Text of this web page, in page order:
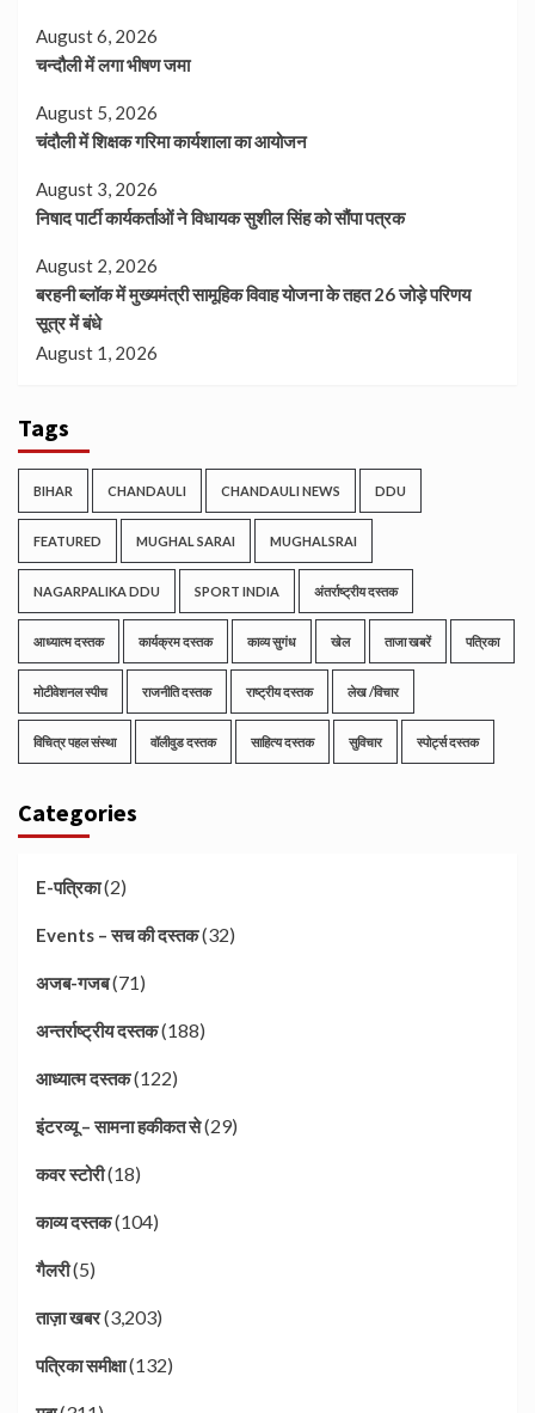
August 6, 2026
चन्दौली में लगा भीषण जमा
August 5, 2026
चंदौली में शिक्षक गरिमा कार्यशाला का आयोजन
August 3, 2026
निषाद पार्टी कार्यकर्ताओं ने विधायक सुशील सिंह को सौंपा पत्रक
August 2, 2026
बरहनी ब्लॉक में मुख्यमंत्री सामूहिक विवाह योजना के तहत 26 जोड़े परिणय
सूत्र में बंधे
August 1, 2026
Tags
BIHAR CHANDAULI CHANDAULI NEWS DDU
FEATURED MUGHAL SARAI MUGHALSRAI
NAGARPALIKA DDU SPORT INDIA अंतर्राष्ट्रीय दस्तक
आध्यात्म दस्तक कार्यक्रम दस्तक काव्य सुगंध खेल ताजा खबरें पत्रिका
मोटीवेशनल स्पीच राजनीति दस्तक राष्ट्रीय दस्तक लेख /विचार
विचित्र पहल संस्था वॉलीवुड दस्तक साहित्य दस्तक सुविचार स्पोर्ट्स दस्तक
Categories
E-पत्रिका(2)
Events – सच की दस्तक(32)
अजब-गजब(71)
अन्तर्राष्ट्रीय दस्तक(188)
आध्यात्म दस्तक(122)
इंटरव्यू – सामना हकीकत से(29)
कवर स्टोरी(18)
काव्य दस्तक(104)
गैलरी(5)
ताज़ा खबर(3,203)
पत्रिका समीक्षा(132)